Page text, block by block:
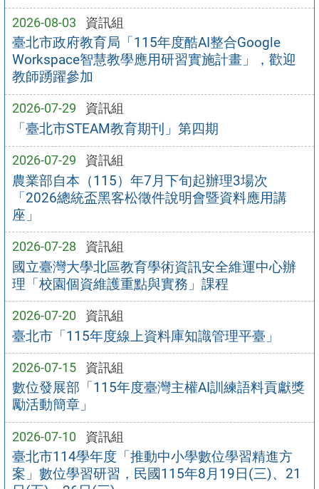
2026-08-03 資訊組
臺北市政府教育局「115年度酷AI整合Google
Workspace智慧教學應用研習實施計畫」，歡迎
教師踴躍參加
2026-07-29 資訊組
「臺北市STEAM教育期刊」第四期
2026-07-29 資訊組
農業部自本（115）年7月下旬起辦理3場次
「2026總統盃黑客松徵件說明會暨資料應用講
座」
2026-07-28 資訊組
國立臺灣大學北區教育學術資訊安全維運中心辦
理「校園個資維護重點與實務」課程
2026-07-20 資訊組
臺北市「115年度線上資料庫知識管理平臺」
2026-07-15 資訊組
數位發展部「115年度臺灣主權AI訓練語料貢獻獎
勵活動簡章」
2026-07-10 資訊組
臺北市114學年度「推動中小學數位學習精進方
案」數位學習研習，民國115年8月19日(三)、21